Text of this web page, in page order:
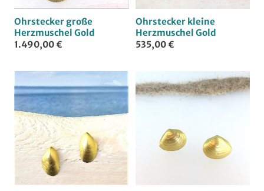
Ohrstecker große
Herzmuschel Gold
1.490,00 €
Ohrstecker kleine
Herzmuschel Gold
535,00 €